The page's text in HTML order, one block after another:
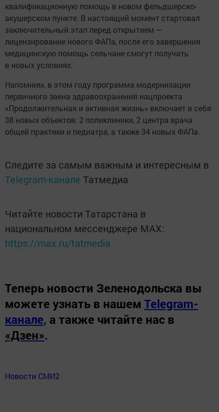
квалификационную помощь в новом фельдшерско-
акушерском пункте. В настоящий момент стартовал
заключительный этап перед открытием —
лицензирование нового ФАПа, после его завершения
медицинскую помощь сельчане смогут получать
в новых условиях.
Напомним, в этом году программа модернизации
первичного звена здравоохранения нацпроекта
«Продолжительная и активная жизнь» включает в себя
38 новых объектов: 2 поликлиники, 2 центра врача
общей практики и педиатра, а также 34 новых ФАПа.
Следите за самым важным и интересным в
Telegram-канале Татмедиа
Читайте новости Татарстана в
национальном мессенджере MАХ:
https://max.ru/tatmedia
Теперь новости Зеленодольска вы
можете узнать в нашем Telegram-
канале, а также читайте нас в
«Дзен».
Новости СМИ2